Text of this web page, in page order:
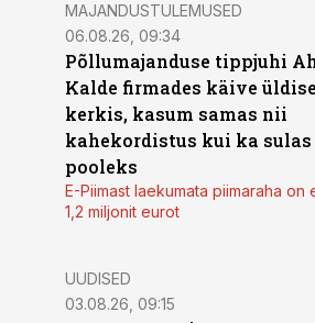
MAJANDUSTULEMUSED
06.08.26, 09:34
Põllumajanduse tippjuhi
Kalde firmades käive
kerkis, kasum samas nii
kahekordistus kui ka sulas
pooleks
E-Piimast laekumata piimaraha on
1,2 miljonit eurot
UUDISED
03.08.26, 09:15